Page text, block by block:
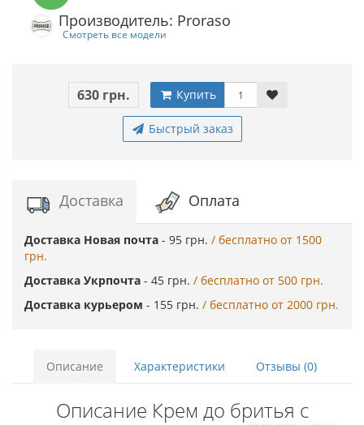
Производитель: Proraso
Смотреть все модели
630 грн. Купить
Быстрый заказ
Доставка Оплата
Доставка Новая почта - 95 грн. / бесплатно от 1500
грн.
Доставка Укрпочта - 45 грн. / бесплатно от 500 грн.
Доставка курьером - 155 грн. / бесплатно от 2000 грн.
Описание Характеристики Отзывы (0)
Описание Крем до бритья с